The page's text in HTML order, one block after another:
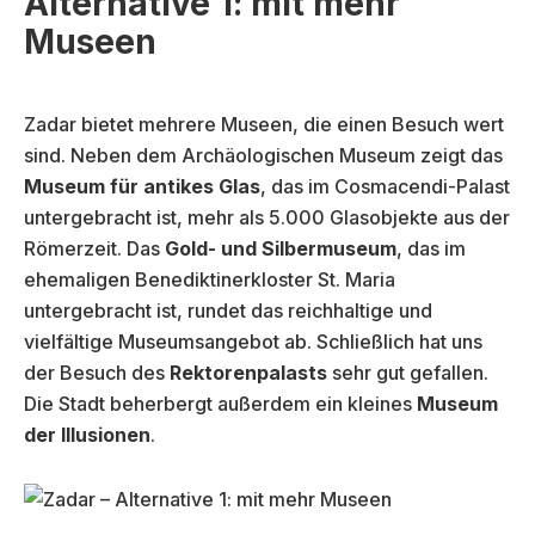
Museen
Zadar bietet mehrere Museen, die einen Besuch wert
sind. Neben dem Archäologischen Museum zeigt das
Museum für antikes Glas, das im Cosmacendi-Palast
untergebracht ist, mehr als 5.000 Glasobjekte aus der
Römerzeit. Das Gold- und Silbermuseum, das im
ehemaligen Benediktinerkloster St. Maria
untergebracht ist, rundet das reichhaltige und
vielfältige Museumsangebot ab. Schließlich hat uns
der Besuch des Rektorenpalasts sehr gut gefallen.
Die Stadt beherbergt außerdem ein kleines Museum
der Illusionen.